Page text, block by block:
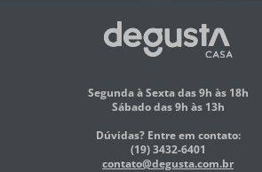
Segunda à Sexta das 9h às 18h
Sábado das 9h às 13h
Dúvidas? Entre em contato:
(19) 3432-6401
contato@degusta.com.br